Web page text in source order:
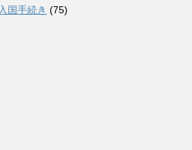
国手続き (75)